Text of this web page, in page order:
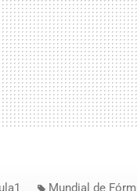
Mundial de